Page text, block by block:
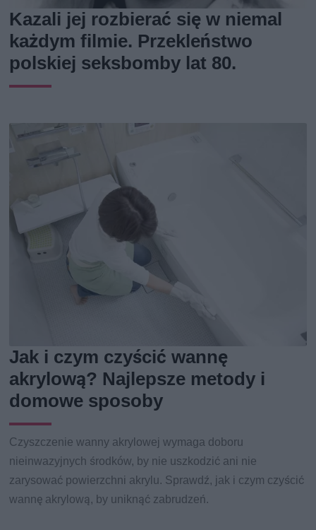
Kazali jej rozbierać się w niemal
każdym filmie. Przekleństwo
polskiej seksbomby lat 80.
Jak i czym czyścić wannę
akrylową? Najlepsze metody i
domowe sposoby
Czyszczenie wanny akrylowej wymaga doboru
nieinwazyjnych środków, by nie uszkodzić ani nie
zarysować powierzchni akrylu. Sprawdź, jak i czym czyścić
wannę akrylową, by uniknąć zabrudzeń.